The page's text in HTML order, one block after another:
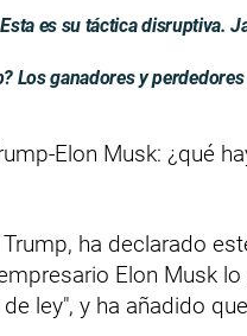
es su táctica disruptiva.
Los ganadores y
Elon Musk: ¿qué
ha declarado
Elon Musk lo
ley", y ha añadido